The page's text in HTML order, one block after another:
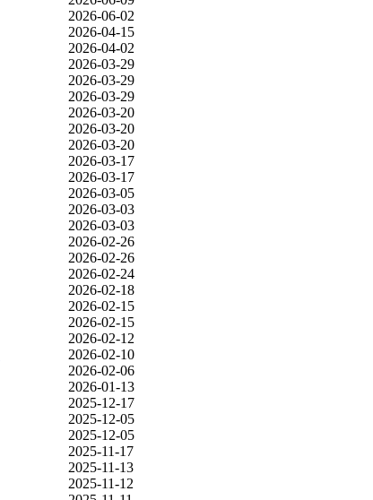
2026-06-02
2026-04-15
2026-04-02
2026-03-29
2026-03-29
2026-03-29
2026-03-20
2026-03-20
2026-03-20
2026-03-17
2026-03-17
2026-03-05
2026-03-03
2026-03-03
2026-02-26
2026-02-26
2026-02-24
2026-02-18
2026-02-15
2026-02-15
2026-02-12
2026-02-10
2026-02-06
2026-01-13
2025-12-17
2025-12-05
2025-12-05
2025-11-17
2025-11-13
2025-11-12